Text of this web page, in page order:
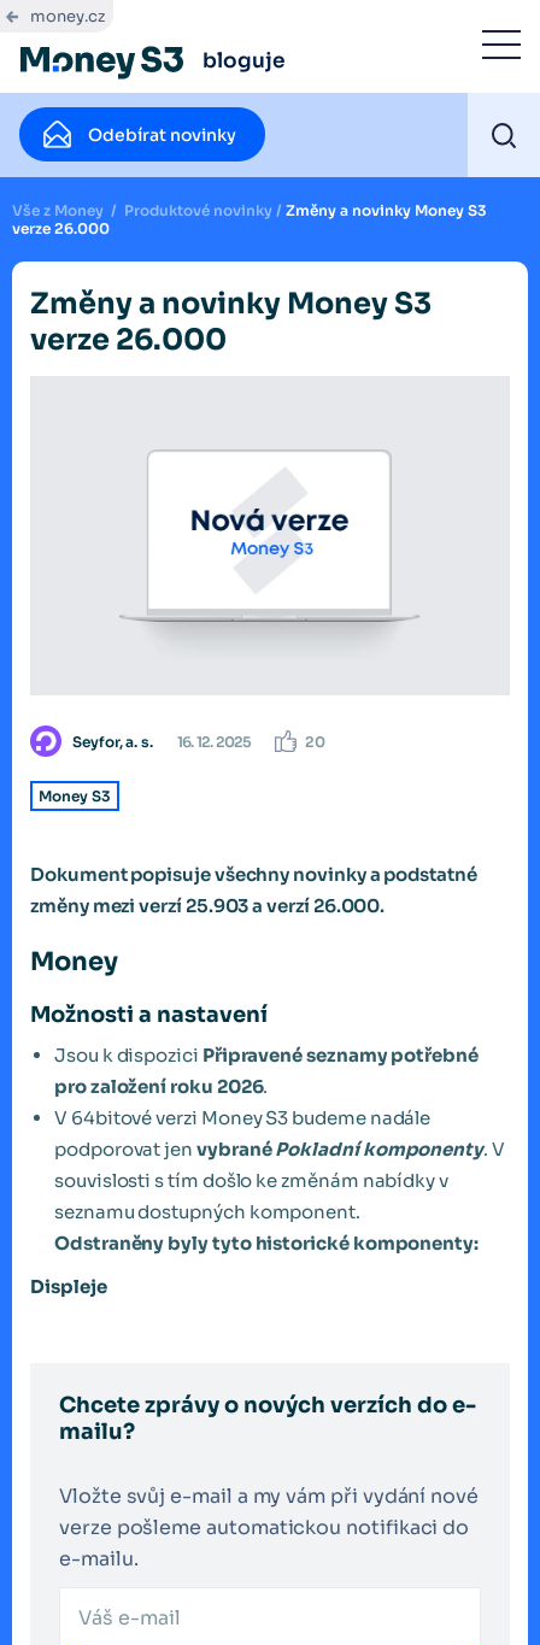
money.cz
bloguje
Odebírat novinky
Vše z Money / Produktové novinky / Změny a novinky Money S3
verze 26.000
Změny a novinky Money S3
verze 26.000
Seyfor, a. s. 16. 12. 2025 20
Money S3
Dokument popisuje všechny novinky a podstatné
změny mezi verzí 25.903 a verzí 26.000.
Money
Možnosti a nastavení
Jsou k dispozici Připravené seznamy potřebné
pro založení roku 2026.
V 64bitové verzi Money S3 budeme nadále
podporovat jen vybranéPokladní komponenty. V
souvislosti s tím došlo ke změnám nabídky v
seznamu dostupných komponent.
Odstraněny byly tyto historické komponenty:
Displeje
Chcete zprávy o nových verzích do e-
mailu?
Vložte svůj e-mail a my vám při vydání nové
verze pošleme automatickou notifikaci do
e-mailu.